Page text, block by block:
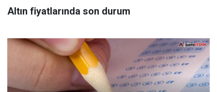
Altın fiyatlarında son durum